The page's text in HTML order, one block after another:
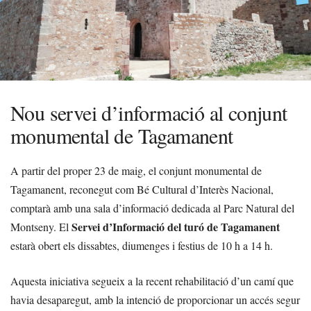
Nou servei d’informació al conjunt
monumental de Tagamanent
A partir del proper 23 de maig, el conjunt monumental de
Tagamanent, reconegut com Bé Cultural d’Interès Nacional,
comptarà amb una sala d’informació dedicada al Parc Natural del
Montseny. El Servei d’Informació del turó de Tagamanent
estarà obert els dissabtes, diumenges i festius de 10 h a 14 h.
Aquesta iniciativa segueix a la recent rehabilitació d’un camí que
havia desaparegut, amb la intenció de proporcionar un accés segur